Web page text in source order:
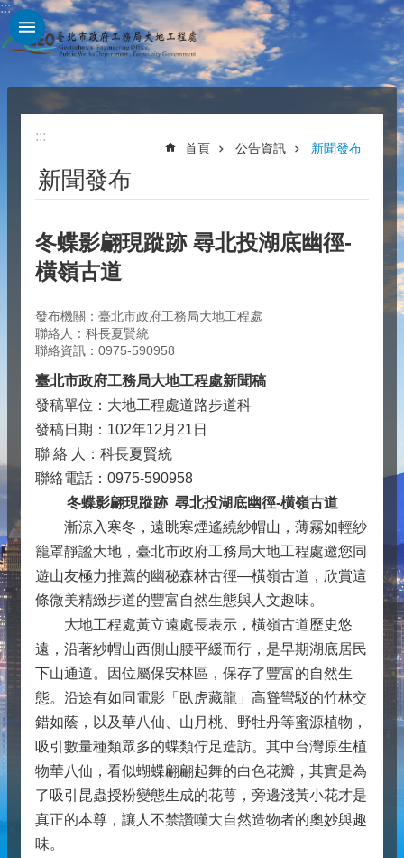
跳到主要內容區塊
:::
:::
首頁 公告資訊 新聞發布
新聞發布
冬蝶影翩現蹤跡 尋北投湖底幽徑-
橫嶺古道
發布機關：臺北市政府工務局大地工程處
聯絡人：科長夏賢統
聯絡資訊：0975-590958
臺北市政府工務局大地工程處新聞稿
發稿單位：大地工程處道路步道科
發稿日期：102年12月21日
聯 絡 人：科長夏賢統
聯絡電話：0975-590958
冬蝶影翩現蹤跡 尋北投湖底幽徑-橫嶺古道
漸涼入寒冬，遠眺寒煙遙繞紗帽山，薄霧如輕紗
籠罩靜謐大地，臺北市政府工務局大地工程處邀您同
遊山友極力推薦的幽秘森林古徑—橫嶺古道，欣賞這
條微美精緻步道的豐富自然生態與人文趣味。
大地工程處黃立遠處長表示，橫嶺古道歷史悠
遠，沿著紗帽山西側山腰平緩而行，是早期湖底居民
下山通道。因位屬保安林區，保存了豐富的自然生
態。沿途有如同電影「臥虎藏龍」高聳彎駁的竹林交
錯如蔭，以及華八仙、山月桃、野牡丹等蜜源植物，
吸引數量種類眾多的蝶類佇足造訪。其中台灣原生植
物華八仙，看似蝴蝶翩翩起舞的白色花瓣，其實是為
了吸引昆蟲授粉變態生成的花萼，旁邊淺黃小花才是
真正的本尊，讓人不禁讚嘆大自然造物者的奧妙與趣
味。